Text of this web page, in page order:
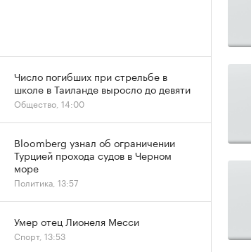
Число погибших при стрельбе в
школе в Таиланде выросло до девяти
Общество, 14:00
Bloomberg узнал об ограничении
Турцией прохода судов в Черном
море
Политика, 13:57
Умер отец Лионеля Месси
Спорт, 13:53